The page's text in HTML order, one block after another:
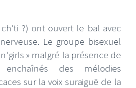
?) ont ouvert le bal avec
Le groupe bisexuel
» malgré la présence de
des mélodies
sur la voix suraiguë de la